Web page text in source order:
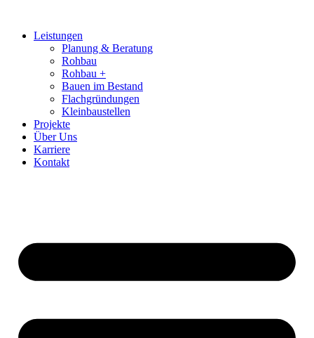
springenLeistungen
Planung & Beratung
Rohbau
Rohbau +
Bauen im Bestand
Flachgründungen
Kleinbaustellen
Projekte
Über Uns
Karriere
Kontakt